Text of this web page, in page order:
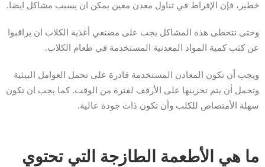
خطير، فإن الإفراط في تناول معدن معين يمكن ان يسبب مشاكل ايضا.
وحتى نتخطى هذه المشاكل يجب على مصنعي أغذية الكلاب ان يراقبوا
عن كثب كمية المواد المعدنية المستخدمة في طعام الكلاب.
ويجب أن تكون المعادن المستخدمة قادرة على تحمل العوامل البيئية
وتحمل أن يتم تخزينها على الأرفف لفترة من الوقت. كما يجب ان تكون
سهلة الأمتصاص للكلب وأن تكون ذات جودة عالية.
ما هي الأطعمة الطازجة التي تحتوي